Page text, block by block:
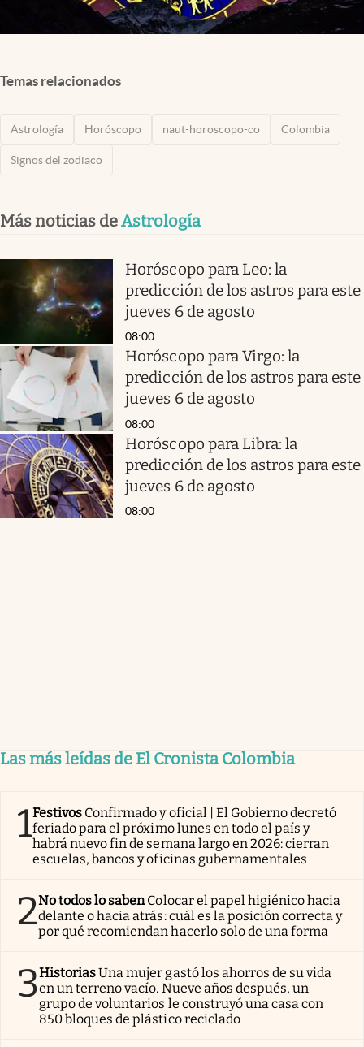
Temas relacionados
Astrología Horóscopo naut-horoscopo-co Colombia
Signos del zodiaco
Más noticias deAstrología
Horóscopo para Leo: la
predicción de los astros para este
jueves 6 de agosto
08:00
Horóscopo para Virgo: la
predicción de los astros para este
jueves 6 de agosto
08:00
Horóscopo para Libra: la
predicción de los astros para este
jueves 6 de agosto
08:00
Las más leídas de El Cronista Colombia
1Festivos Confirmado y oficial | El Gobierno decretó
feriado para el próximo lunes en todo el país y
habrá nuevo fin de semana largo en 2026: cierran
escuelas, bancos y oficinas gubernamentales
2No todos lo sabenColocar el papel higiénico hacia
delante o hacia atrás: cuál es la posición correcta y
por qué recomiendan hacerlo solo de una forma
3HistoriasUna mujer gastó los ahorros de su vida
en un terreno vacío. Nueve años después, un
grupo de voluntarios le construyó una casa con
850 bloques de plástico reciclado